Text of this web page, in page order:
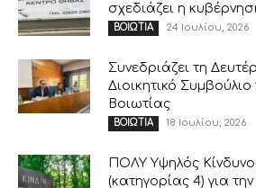
σχεδιάζει η
ΒΟΙΩΤΙΑ 24 Ιουλίου, 2026
Συνεδριάζει τη
Διοικητικό
Βοιωτίας
ΒΟΙΩΤΙΑ 18 Ιουλίου, 2026
ΠΟΛΥ Υψηλός
(κατηγορίας 4) για